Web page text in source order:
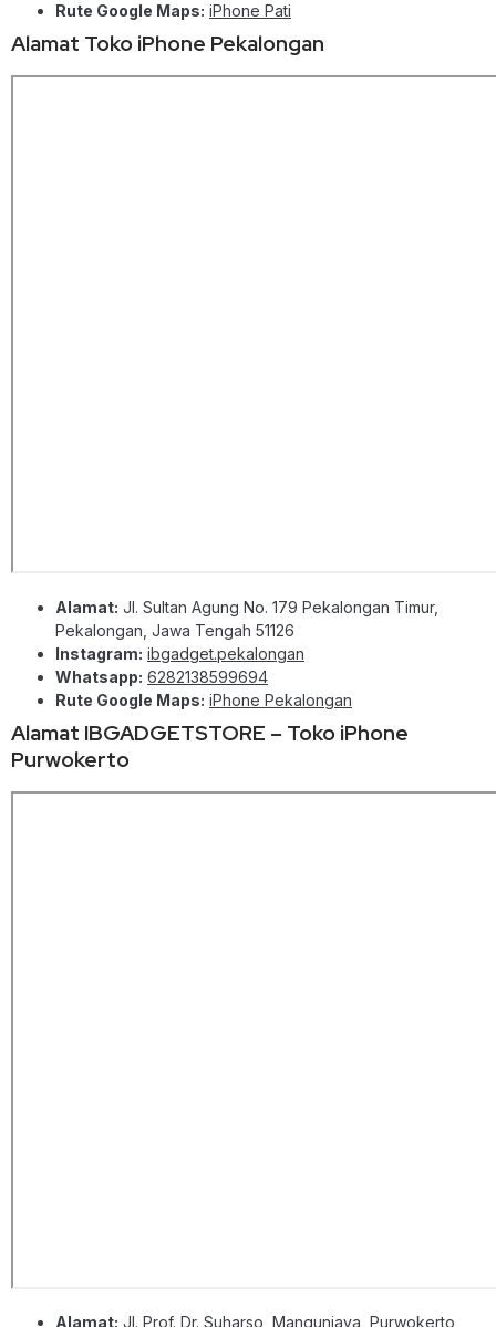
Rute Google Maps: iPhone Pati
Alamat Toko iPhone Pekalongan
Alamat: Jl. Sultan Agung No. 179 Pekalongan Timur,
Pekalongan, Jawa Tengah 51126
Instagram: ibgadget.pekalongan
Whatsapp: 6282138599694
Rute Google Maps: iPhone Pekalongan
Alamat IBGADGETSTORE – Toko iPhone
Purwokerto
Alamat: Jl. Prof. Dr. Suharso, Mangunjaya, Purwokerto